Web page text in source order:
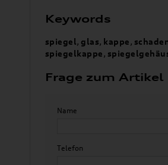
Keywords
spiegel, glas, kappe,
spiegelkappe,
Frage zum Artikel
Name
Telefon